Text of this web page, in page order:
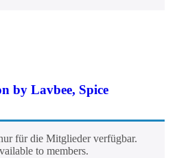
by Lavbee, Spice
für die Mitglieder verfügbar.
to members.